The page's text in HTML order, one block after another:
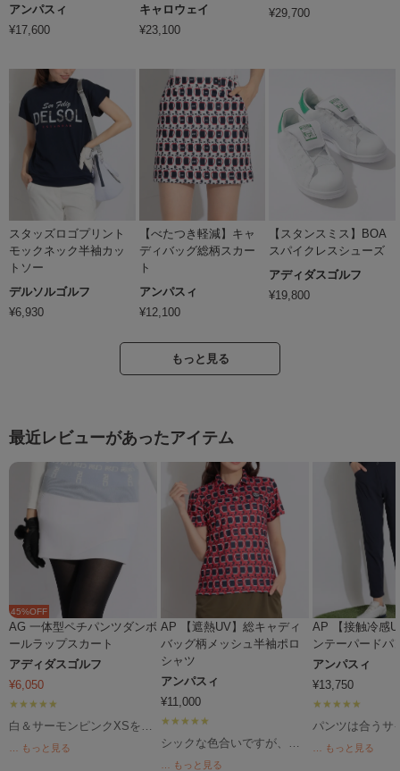
アンパスィ
¥17,600
キャロウェイ
¥23,100
¥29,700
スタッズロゴプリント
モックネック半袖カッ
トソー
デルソルゴルフ
¥6,930
【べたつき軽減】キャ
ディバッグ総柄スカー
ト
アンパスィ
¥12,100
【スタンスミス】BOA
スパイクレスシューズ
アディダスゴルフ
¥19,800
もっと見る
最近レビューがあったアイテム
45%OFF
AG 一体型ペチパンツダンボ
ールラップスカート
アディダスゴルフ
¥6,050
白＆サーモンピンクXSを購
入。 少しゆとりがあるか
… もっと見る
AP 【遮熱UV】総キャディ
バッグ柄メッシュ半袖ポロ
シャツ
アンパスィ
¥11,000
シックな色合いですが、と
ってもさらっとして速乾性
… もっと見る
AP 【接触冷感
ンテーパードパ
アンパスィ
¥13,750
パンツは合うサ
のが難しく、通
… もっと見る